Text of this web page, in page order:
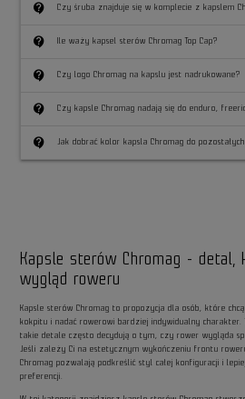
contact_support Czy śruba znajduje się w komplecie z kapslem
contact_support Ile waży kapsel sterów Chromag Top Cap?
contact_support Czy logo Chromag na kapslu jest nadrukowane?
contact_support Czy kapsle Chromag nadają się do enduro,
contact_support Jak dobrać kolor kapsla Chromag do
Kapsle sterów Chromag - detal,
wygląd roweru
Kapsle sterów Chromag to propozycja dla osób, które
kokpitu i nadać rowerowi bardziej indywidualny charakter.
takie detale często decydują o tym, czy rower wygląda
Jeśli zależy Ci na estetycznym wykończeniu frontu
Chromag pozwalają podkreślić styl całej konfiguracji i
preferencji.